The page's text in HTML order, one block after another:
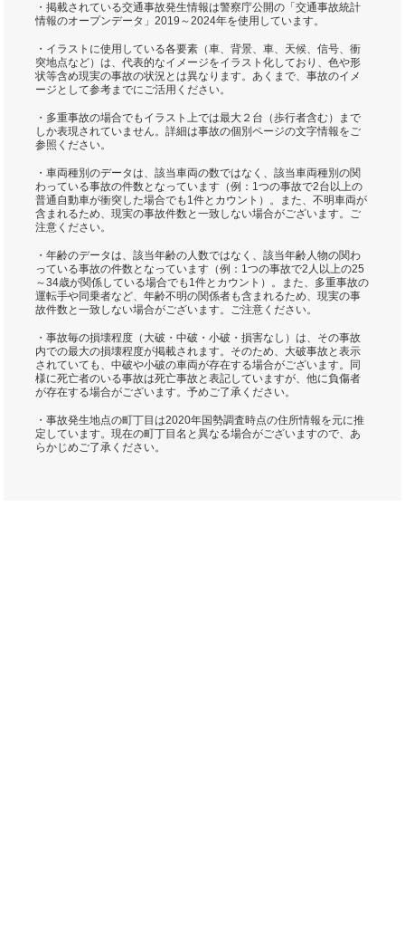
・掲載されている交通事故発生情報は警察庁公開の「交通事故統計
情報のオープンデータ」2019～2024年を使用しています。
・イラストに使用している各要素（車、背景、車、天候、信号、衝
突地点など）は、代表的なイメージをイラスト化しており、色や形
状等含め現実の事故の状況とは異なります。あくまで、事故のイメ
ージとして参考までにご活用ください。
・多重事故の場合でもイラスト上では最大２台（歩行者含む）まで
しか表現されていません。詳細は事故の個別ページの文字情報をご
参照ください。
・車両種別のデータは、該当車両の数ではなく、該当車両種別の関
わっている事故の件数となっています（例：1つの事故で2台以上の
普通自動車が衝突した場合でも1件とカウント）。また、不明車両が
含まれるため、現実の事故件数と一致しない場合がございます。ご
注意ください。
・年齢のデータは、該当年齢の人数ではなく、該当年齢人物の関わ
っている事故の件数となっています（例：1つの事故で2人以上の25
～34歳が関係している場合でも1件とカウント）。また、多重事故の
運転手や同乗者など、年齢不明の関係者も含まれるため、現実の事
故件数と一致しない場合がございます。ご注意ください。
・事故毎の損壊程度（大破・中破・小破・損害なし）は、その事故
内での最大の損壊程度が掲載されます。そのため、大破事故と表示
されていても、中破や小破の車両が存在する場合がございます。同
様に死亡者のいる事故は死亡事故と表記していますが、他に負傷者
が存在する場合がございます。予めご了承ください。
・事故発生地点の町丁目は2020年国勢調査時点の住所情報を元に推
定しています。現在の町丁目名と異なる場合がございますので、あ
らかじめご了承ください。